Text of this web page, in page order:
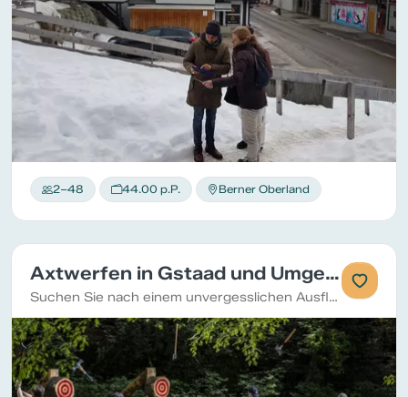
2–48 44.00 p.P. Berner Oberland
Axtwerfen in Gstaad und Umgebung
Suchen Sie nach einem unvergesslichen Ausflug mit Ihren Liebsten oder einer Gruppe von Freunden? Begeben Sie sich mit uns auf ein Axt-Wurf-Abenteuer!